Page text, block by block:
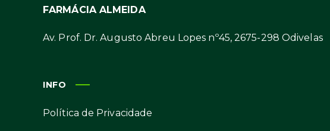
FARMÁCIA ALMEIDA
Av. Prof. Dr. Augusto Abreu Lopes nº45, 2675-298 Odivelas
INFO
Política de Privacidade